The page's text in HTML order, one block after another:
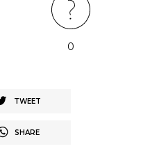
0
TWEET
SHARE